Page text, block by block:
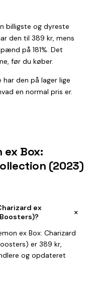
billigste og dyreste
den til 389 kr, mens
på 181%. Det
før du køber.
den på lager lige
en normal pris er.
ex Box:
(2023)
ex
+
ex Box: Charizard
er 389 kr,
og opdateret